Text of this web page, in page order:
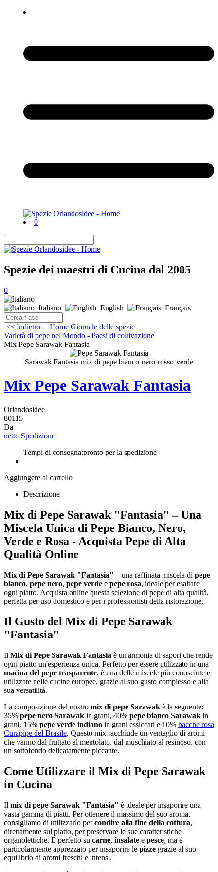
0
Spezie dei maestri di Cucina dal 2005
0
Italiano English Français
<< Indietro | Home Giornale delle spezie
Varietà di pepe nel Mondo - Paesi di coltivazione
Mix Pepe Sarawak Fantasia
Sarawak Fantasia mix di pepe bianco-nero-rosso-verde
Mix Pepe Sarawak Fantasia
Orlandosidee
80115
Da
netto Spedizione
Tempi di consegna:pronto per la spedizione
Aggiungere al carrello
Descrizione
Mix di Pepe Sarawak "Fantasia" – Una
Miscela Unica di Pepe Bianco, Nero,
Verde e Rosa - Acquista Pepe di Alta
Qualità Online
Mix di Pepe Sarawak "Fantasia" – una raffinata miscela di pepe
bianco, pepe nero, pepe verde e pepe rosa, ideale per esaltare
ogni piatto. Acquista online questa selezione di pepe di alta qualità,
perfetta per uso domestico e per i professionisti della ristorazione.
Il Gusto del Mix di Pepe Sarawak
"Fantasia"
Il Mix di Pepe Sarawak Fantasia è un'armonia di sapori che rende
ogni piatto un'esperienza unica. Perfetto per essere utilizzato in una
macina del pepe trasparente, è una delle miscele più conosciute e
utilizzate nelle cucine europee, grazie al suo gusto complesso e alla
sua versatilità.
La composizione del nostro mix di pepe Sarawak è la seguente:
35% pepe nero Sarawak in grani, 40% pepe bianco Sarawak in
grani, 15% pepe verde indiano in grani essiccati e 10% bacche rosa
Curapipe del Brasile. Questo mix racchiude un ventaglio di aromi
che vanno dal fruttato al mentolato, dal muschiato al resinoso, con
un sottofondo delicatamente piccante.
Come Utilizzare il Mix di Pepe Sarawak
in Cucina
Il mix di pepe Sarawak "Fantasia" è ideale per insaporire una
vasta gamma di piatti. Per ottenere il massimo del suo aroma,
consigliamo di utilizzarlo percondire alla fine della cottura,
direttamente sul piatto, per preservare le sue caratteristiche
organolettiche. È perfetto su carne, insalate e pesce, ma è
particolarmente apprezzato per insaporire le pizze grazie al suo
equilibrio di aromi freschi e intensi.